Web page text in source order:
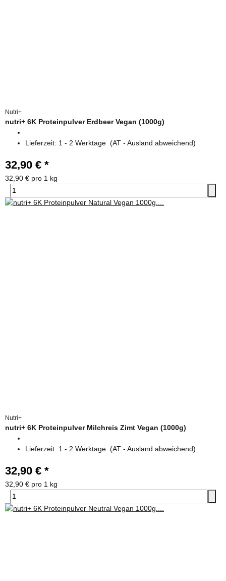
Nutri+
nutri+ 6K Proteinpulver Erdbeer Vegan (1000g)
Lieferzeit: 1 - 2 Werktage (AT - Ausland abweichend)
32,90 € *
32,90 € pro 1 kg
Nutri+
nutri+ 6K Proteinpulver Milchreis Zimt Vegan (1000g)
Lieferzeit: 1 - 2 Werktage (AT - Ausland abweichend)
32,90 € *
32,90 € pro 1 kg